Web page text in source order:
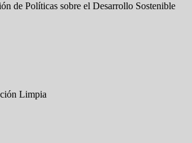
de Políticas sobre el Desarrollo Sostenible
Limpia